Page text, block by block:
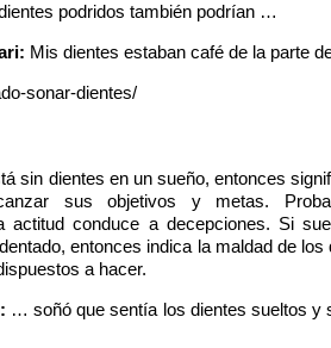
podridos también podrían …
Mis dientes estaban café de la parte
sonar-dientes/
sin dientes en un sueño, entonces
sus objetivos y metas.
actitud conduce a decepciones. Si
entonces indica la maldad de los
a hacer.
… soñó que sentía los dientes sueltos y